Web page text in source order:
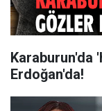
Karaburun'da
Erdoğan'da!